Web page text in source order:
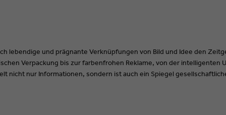
lebendige und prägnante Verknüpfungen von Bild und Idee den
Verpackung bis zur farbenfrohen Reklame, von der intelligenten
nicht nur Informationen, sondern ist auch ein Spiegel